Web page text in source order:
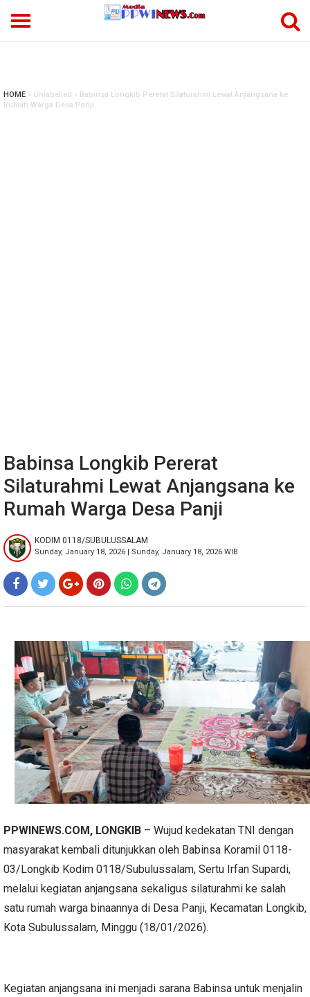
HOME » Unlabelled » Babinsa Longkib Pererat Silaturahmi Lewat Anjangsana ke
Rumah Warga Desa Panji
Babinsa Longkib Pererat
Silaturahmi Lewat Anjangsana ke
Rumah Warga Desa Panji
KODIM 0118/SUBULUSSALAM
Sunday, January 18, 2026 | Sunday, January 18, 2026 WIB
PPWINEWS.COM, LONGKIB – Wujud kedekatan TNI dengan
masyarakat kembali ditunjukkan oleh Babinsa Koramil 0118-
03/Longkib Kodim 0118/Subulussalam, Sertu Irfan Supardi,
melalui kegiatan anjangsana sekaligus silaturahmi ke salah
satu rumah warga binaannya di Desa Panji, Kecamatan Longkib,
Kota Subulussalam, Minggu (18/01/2026).
Kegiatan anjangsana ini menjadi sarana Babinsa untuk menjalin